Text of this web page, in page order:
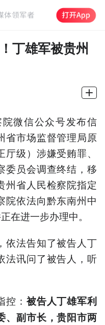
丁雄军被贵州
微信公众号发布信
省市场监督管理局原
级）涉嫌受贿罪、
委员会调查终结，移
州省人民检察院指定
院依法向黔东南州中
在进一步办理中。
依法告知了被告人丁
法讯问了被告人，听
： 被告人丁雄军利
、副市长，贵阳市两